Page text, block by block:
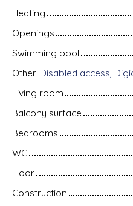
Heating
Openings
Swimming pool
Other
Living room
Balcony surface
Bedrooms
WC
Floor
Construction